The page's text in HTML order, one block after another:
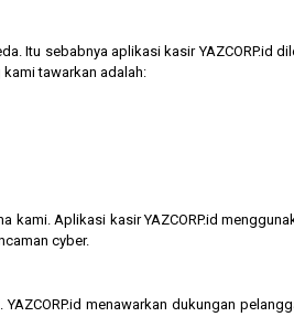
Itu sebabnya aplikasi kasir
tawarkan adalah:
kami. Aplikasi kasir YAZCORP.id
cyber.
menawarkan dukungan